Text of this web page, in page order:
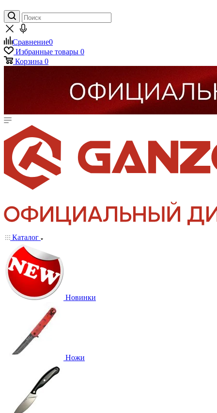
Сравнение0
Избранные товары 0
Корзина 0
Каталог
Новинки
Ножи